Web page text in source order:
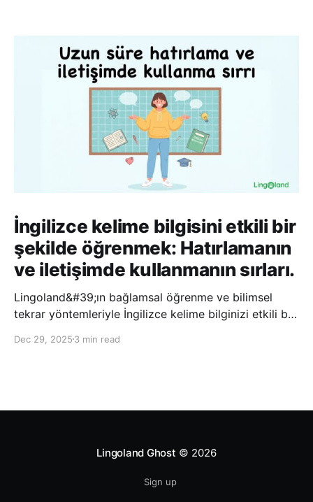
İngilizce kelime bilgisini etkili bir
şekilde öğrenmek: Hatırlamanın
ve iletişimde kullanmanın sırları.
Lingoland&#39;ın bağlamsal öğrenme ve bilimsel
tekrar yöntemleriyle İngilizce kelime bilginizi etkili bir
hatırlayabilir ve daha doğal bir şekilde iletişim
Dec 29, 2025 3 min read
Lingoland Ghost © 2026
Sign up